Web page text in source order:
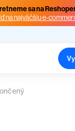
sa na
na najväčšiu e-